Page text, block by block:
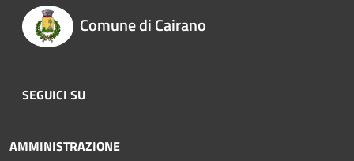
Comune di Cairano
SEGUICI SU
AMMINISTRAZIONE